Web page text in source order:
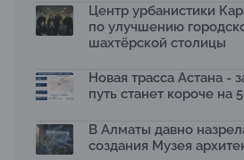
Центр урбанистики
по улучшению
шахтёрской столицы
Новая трасса Астана -
путь станет короче на
В Алматы давно
создания Музея